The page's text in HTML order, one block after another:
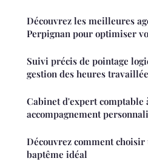
Découvrez les meilleures
Perpignan pour optimiser
Suivi précis de pointage
gestion des heures
Cabinet d'expert comptable
accompagnement
Découvrez comment choisir
baptême idéal